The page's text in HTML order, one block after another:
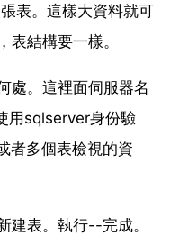
表。這樣大資料就可
表結構要一樣。
處。這裡面伺服器名
用sqlserver身份驗
者多個表檢視的資
建表。執行--完成。